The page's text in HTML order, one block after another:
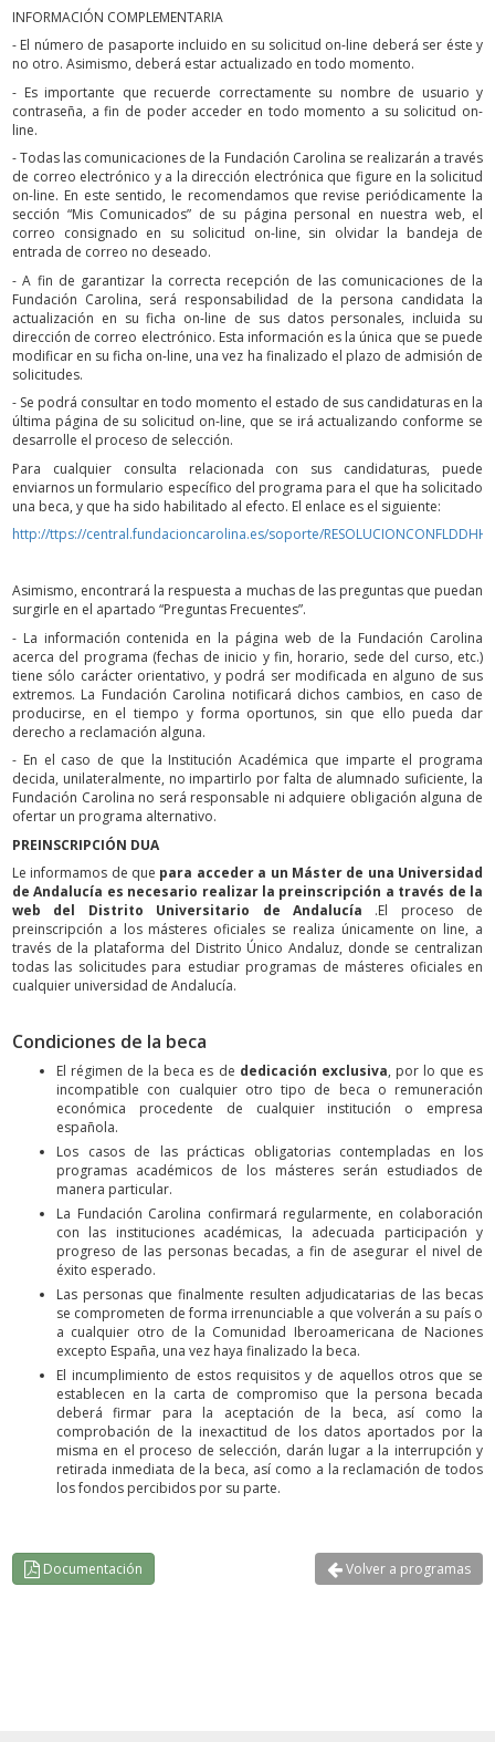
INFORMACIÓN COMPLEMENTARIA
- El número de pasaporte incluido en su solicitud on-line deberá ser éste y
no otro. Asimismo, deberá estar actualizado en todo momento.
- Es importante que recuerde correctamente su nombre de usuario y
contraseña, a fin de poder acceder en todo momento a su solicitud on-
line.
- Todas las comunicaciones de la Fundación Carolina se realizarán a través
de correo electrónico y a la dirección electrónica que figure en la solicitud
on-line. En este sentido, le recomendamos que revise periódicamente la
sección “Mis Comunicados” de su página personal en nuestra web, el
correo consignado en su solicitud on-line, sin olvidar la bandeja de
entrada de correo no deseado.
- A fin de garantizar la correcta recepción de las comunicaciones de la
Fundación Carolina, será responsabilidad de la persona candidata la
actualización en su ficha on-line de sus datos personales, incluida su
dirección de correo electrónico. Esta información es la única que se puede
modificar en su ficha on-line, una vez ha finalizado el plazo de admisión de
solicitudes.
- Se podrá consultar en todo momento el estado de sus candidaturas en la
última página de su solicitud on-line, que se irá actualizando conforme se
desarrolle el proceso de selección.
Para cualquier consulta relacionada con sus candidaturas, puede
enviarnos un formulario específico del programa para el que ha solicitado
una beca, y que ha sido habilitado al efecto. El enlace es el siguiente:
http://ttps://central.fundacioncarolina.es/soporte/
Asimismo, encontrará la respuesta a muchas de las preguntas que puedan
surgirle en el apartado “Preguntas Frecuentes”.
- La información contenida en la página web de la Fundación Carolina
acerca del programa (fechas de inicio y fin, horario, sede del curso, etc.)
tiene sólo carácter orientativo, y podrá ser modificada en alguno de sus
extremos. La Fundación Carolina notificará dichos cambios, en caso de
producirse, en el tiempo y forma oportunos, sin que ello pueda dar
derecho a reclamación alguna.
- En el caso de que la Institución Académica que imparte el programa
decida, unilateralmente, no impartirlo por falta de alumnado suficiente, la
Fundación Carolina no será responsable ni adquiere obligación alguna de
ofertar un programa alternativo.
PREINSCRIPCIÓN DUA
Le informamos de que para acceder a un Máster de una Universidad
de Andalucía es necesario realizar la preinscripción a través de la
web del Distrito Universitario de Andalucía .El proceso de
preinscripción a los másteres oficiales se realiza únicamente on line, a
través de la plataforma del Distrito Único Andaluz, donde se centralizan
todas las solicitudes para estudiar programas de másteres oficiales en
cualquier universidad de Andalucía.
Condiciones de la beca
El régimen de la beca es de dedicación exclusiva, por lo que es
incompatible con cualquier otro tipo de beca o remuneración
económica procedente de cualquier institución o empresa
española.
Los casos de las prácticas obligatorias contempladas en los
programas académicos de los másteres serán estudiados de
manera particular.
La Fundación Carolina confirmará regularmente, en colaboración
con las instituciones académicas, la adecuada participación y
progreso de las personas becadas, a fin de asegurar el nivel de
éxito esperado.
Las personas que finalmente resulten adjudicatarias de las becas
se comprometen de forma irrenunciable a que volverán a su país o
a cualquier otro de la Comunidad Iberoamericana de Naciones
excepto España, una vez haya finalizado la beca.
El incumplimiento de estos requisitos y de aquellos otros que se
establecen en la carta de compromiso que la persona becada
deberá firmar para la aceptación de la beca, así como la
comprobación de la inexactitud de los datos aportados por la
misma en el proceso de selección, darán lugar a la interrupción y
retirada inmediata de la beca, así como a la reclamación de todos
los fondos percibidos por su parte.
Documentación Volver a programas